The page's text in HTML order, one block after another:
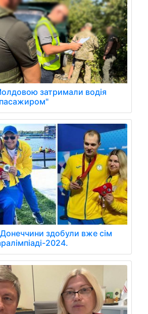
затримали водія
здобули вже сім
2024.